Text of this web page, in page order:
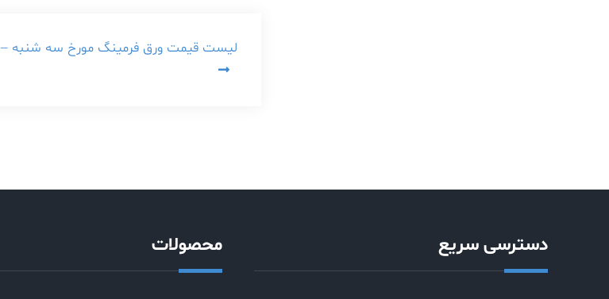
راهبری
نوشته
لیست قیمت ورق فرمینگ مورخ سه شنبه – ۲۲ تیر ۱۴۰۰
دسترسی سریع محصولات